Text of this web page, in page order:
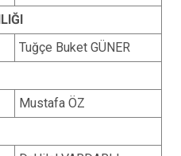
Tuğçe Buket GÜNER
Mustafa ÖZ